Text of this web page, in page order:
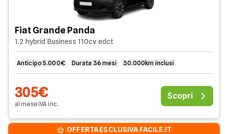
Fiat Grande Panda
1.2 hybrid Business 110cv edct
Anticipo 5.000€ Durata 36 mesi 30.000km inclusi
305€
al meseIVAinc.
Scopri
OFFERTA ESCLUSIVA FACILE.IT